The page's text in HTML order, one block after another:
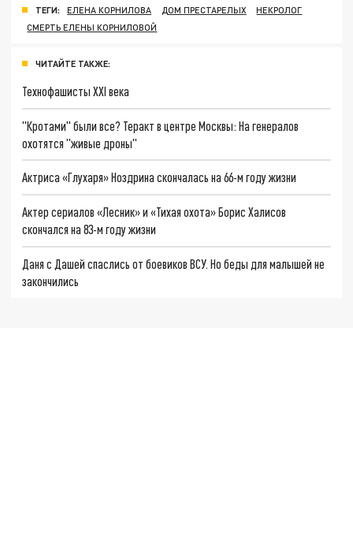
ТЕГИ: ЕЛЕНА КОРНИЛОВА ДОМ ПРЕСТАРЕЛЫХ
НЕКРОЛОГ
СМЕРТЬ ЕЛЕНЫ КОРНИЛОВОЙ
ЧИТАЙТЕ ТАКЖЕ:
Технофашисты XXI века
"Кротами" были все? Теракт в центре Москвы: На генералов
охотятся "живые дроны"
Актриса «Глухаря» Ноздрина скончалась на 66-м году жизни
Актер сериалов «Лесник» и «Тихая охота» Борис Халисов
скончался на 83-м году жизни
Даня с Дашей спаслись от боевиков ВСУ. Но беды для малышей не
закончились